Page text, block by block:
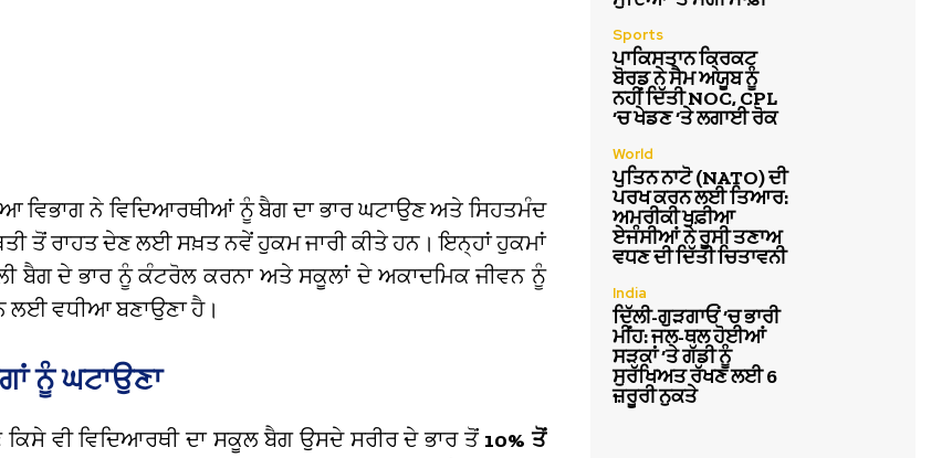
ਵਿਭਾਗ ਨੇ ਵਿਦਿਆਰਥੀਆਂ ਨੂੰ ਬੈਗ ਦਾ ਭਾਰ ਘਟਾਉਣ ਅਤੇ ਸਿਹਤਮੰਦ
ਤੋਂ ਰਾਹਤ ਦੇਣ ਲਈ ਸਖ਼ਤ ਨਵੇਂ ਹੁਕਮ ਜਾਰੀ ਕੀਤੇ ਹਨ। ਇਨ੍ਹਾਂ ਹੁਕਮਾਂ
ਬੈਗ ਦੇ ਭਾਰ ਨੂੰ ਕੰਟਰੋਲ ਕਰਨਾ ਅਤੇ ਸਕੂਲਾਂ ਦੇ ਅਕਾਦਮਿਕ ਜੀਵਨ ਨੂੰ
ਲਈ ਵਧੀਆ ਬਣਾਉਣਾ ਹੈ।
ਨੂੰ ਘਟਾਉਣਾ
ਵੀ ਵਿਦਿਆਰਥੀ ਦਾ ਸਕੂਲ ਬੈਗ ਉਸਦੇ ਸਰੀਰ ਦੇ ਭਾਰ ਤੋਂ 10% ਤੋਂ
Sports
ਪਾਕਿਸਤਾਨ ਕ੍ਰਿਕਟ
ਬੋਰਡ ਨੇ ਸੈਮ ਅਯੂਬ ਨੂੰ
ਨਹੀਂ ਦਿੱਤੀ NOC, CPL
‘ਚ ਖੇਡਣ ‘ਤੇ ਲਗਾਈ ਰੋਕ
World
ਪੁਤਿਨ ਨਾਟੋ (NATO) ਦੀ
ਪਰਖ ਕਰਨ ਲਈ ਤਿਆਰ:
ਅਮਰੀਕੀ ਖੁਫ਼ੀਆ
ਏਜੰਸੀਆਂ ਨੇ ਰੂਸੀ ਤਣਾਅ
ਵਧਣ ਦੀ ਦਿੱਤੀ ਚਿਤਾਵਨੀ
India
ਦਿੱਲੀ-ਗੁੜਗਾਓਂ ‘ਚ ਭਾਰੀ
ਮੀਂਹ: ਜਲ-ਥਲ ਹੋਈਆਂ
ਸੜਕਾਂ ‘ਤੇ ਗੱਡੀ ਨੂੰ
ਸੁਰੱਖਿਅਤ ਰੱਖਣ ਲਈ 6
ਜ਼ਰੂਰੀ ਨੁਕਤੇ